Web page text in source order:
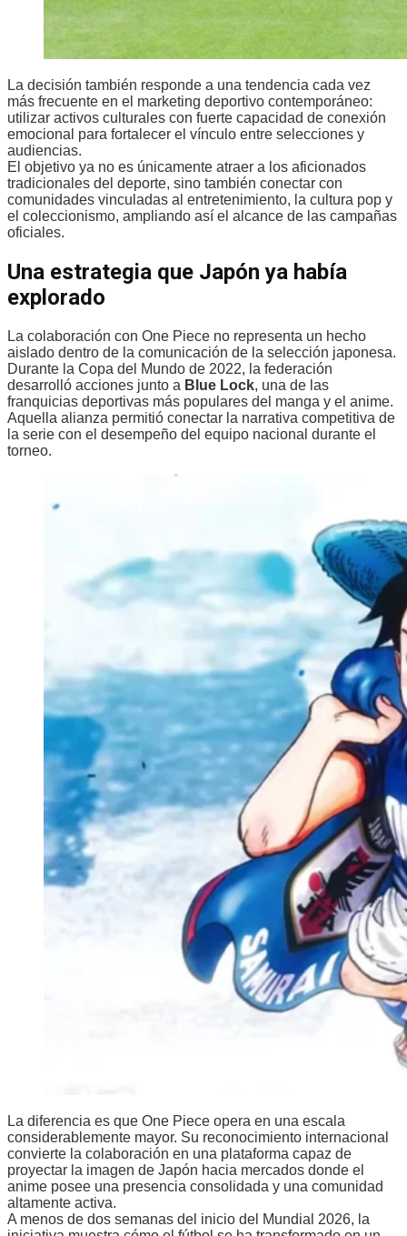
La decisión también responde a una tendencia cada vez
más frecuente en el marketing deportivo contemporáneo:
utilizar activos culturales con fuerte capacidad de conexión
emocional para fortalecer el vínculo entre selecciones y
audiencias.
El objetivo ya no es únicamente atraer a los aficionados
tradicionales del deporte, sino también conectar con
comunidades vinculadas al entretenimiento, la cultura pop y
el coleccionismo, ampliando así el alcance de las campañas
oficiales.
Una estrategia que Japón ya había
explorado
La colaboración con One Piece no representa un hecho
aislado dentro de la comunicación de la selección japonesa.
Durante la Copa del Mundo de 2022, la federación
desarrolló acciones junto a Blue Lock, una de las
franquicias deportivas más populares del manga y el anime.
Aquella alianza permitió conectar la narrativa competitiva de
la serie con el desempeño del equipo nacional durante el
torneo.
La diferencia es que One Piece opera en una escala
considerablemente mayor. Su reconocimiento internacional
convierte la colaboración en una plataforma capaz de
proyectar la imagen de Japón hacia mercados donde el
anime posee una presencia consolidada y una comunidad
altamente activa.
A menos de dos semanas del inicio del Mundial 2026, la